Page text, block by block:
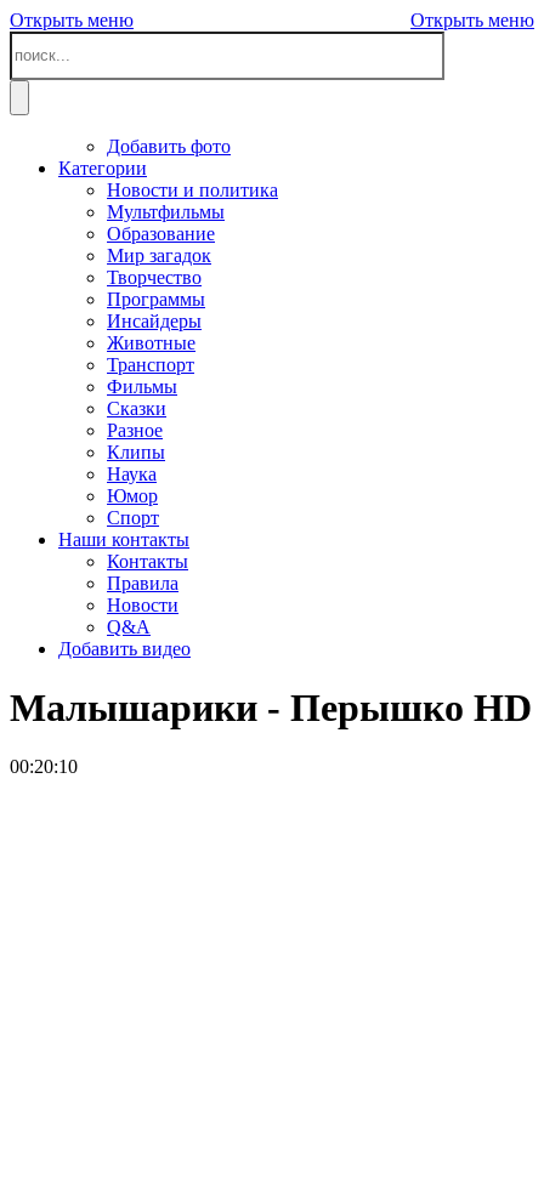
Открыть меню Открыть меню
Добавить фото
Категории
Новости и политика
Мультфильмы
Образование
Мир загадок
Творчество
Программы
Инсайдеры
Животные
Транспорт
Фильмы
Сказки
Разное
Клипы
Наука
Юмор
Спорт
Наши контакты
Контакты
Правила
Новости
Q&A
Добавить видео
Малышарики - Перышко HD
00:20:10